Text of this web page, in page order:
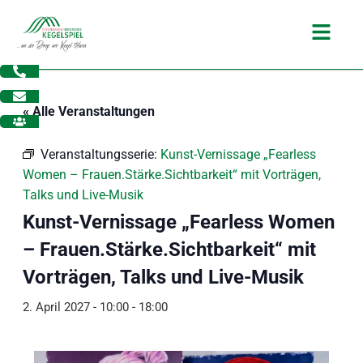
Inhalt
springen
Main
« Alle Veranstaltungen
Veranstaltungsserie: Kunst-Vernissage „Fearless
Women – Frauen.Stärke.Sichtbarkeit“ mit Vorträgen,
Talks und Live-Musik
Kunst-Vernissage „Fearless Women
– Frauen.Stärke.Sichtbarkeit“ mit
Vorträgen, Talks und Live-Musik
2. April 2027 - 10:00- 18:00